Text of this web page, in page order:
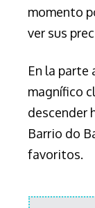
momento
ver sus
En la parte
magnífico
descender
Barrio do
favoritos.